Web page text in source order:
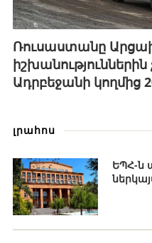
Ռուսաստանը
Ադրբեջանի կողմից
լրահոս
ԵՊՀ-ն